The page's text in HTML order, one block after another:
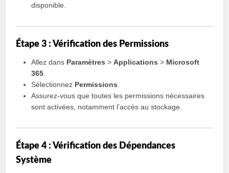
disponible.
Étape 3 : Vérification des Permissions
Allez dans Paramètres >Applications > Microsoft
365
Sélectionnez Permissions
Assurez-vous que toutes les permissions nécessaires
sont activées, notamment l’accès au stockage.
Étape 4 : Vérification des Dépendances
Système